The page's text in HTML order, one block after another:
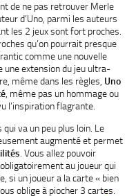
de ne pas retrouver Merle
d’Uno, parmi les auteurs
les 2 jeux sont fort proches.
qu’on pourrait presque
comme une nouvelle
une extension du jeu ultra-
même dans les règles, Uno
, même pas un hommage ou
l’inspiration flagrante.
va un peu plus loin. Le
augmenté et permet
. Vous allez pouvoir
au joueur qui
si un joueur a la carte « bien
oblige à piocher 3 cartes.